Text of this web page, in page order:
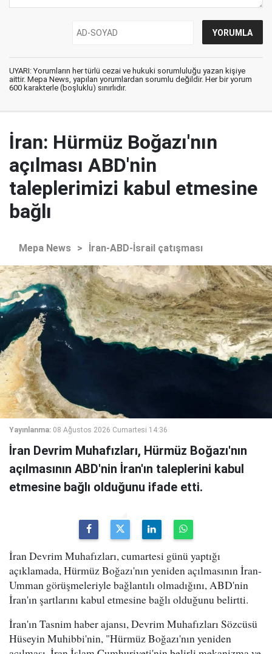
UYARI: Yorumların her türlü cezai ve hukuki sorumluluğu yazan kişiye
aittir. Mepa News, yapılan yorumlardan sorumlu değildir. Her bir yorum
600 karakterle (boşluklu) sınırlıdır.
İran: Hürmüz Boğazı'nın
açılması ABD'nin
taleplerimizi kabul etmesine
bağlı
Mepa News > İran-ABD-İsrail çatışması
Yayınlanma: 08 Ağustos 2026 Cumartesi 14:36
İran Devrim Muhafızları, Hürmüz Boğazı'nın
açılmasının ABD'nin İran'ın taleplerini kabul
etmesine bağlı olduğunu ifade etti.
İran Devrim Muhafızları, cumartesi günü yaptığı
açıklamada, Hürmüz Boğazı'nın yeniden açılmasının İran-
Umman görüşmeleriyle bağlantılı olmadığını, ABD'nin
İran'ın şartlarını kabul etmesine bağlı olduğunu belirtti.
İran'ın Tasnim haber ajansı, Devrim Muhafızları Sözcüsü
Hüseyin Muhibbi'nin, "Hürmüz Boğazı'nın yeniden